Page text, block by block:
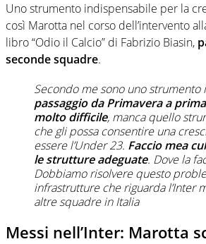
Uno strumento indispensabile per la
così Marotta nel corso dell’intervento
libro “Odio il Calcio” di Fabrizio Biasin,
seconde squadre.
Secondo me sono uno strumento
passaggio da Primavera a
molto difficile, manca quello
che gli possa consentire una
essere l’Under 23. Faccio mea
le strutture adeguate. Dove la
Dobbiamo risolvere questo
infrastrutture che riguarda l’Inter
altre squadre in Italia
Messi nell’Inter: Marotta